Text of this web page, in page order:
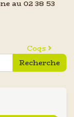
au 02 38 53
Coqs